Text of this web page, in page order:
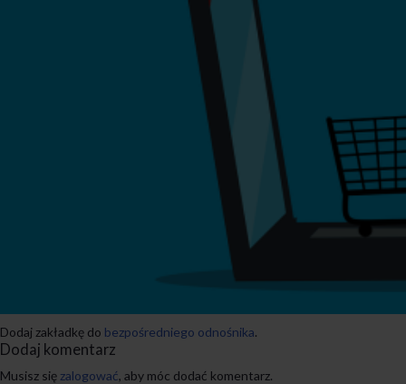
Dodaj zakładkę do bezpośredniego odnośnika.
Dodaj komentarz
Musisz się zalogować, aby móc dodać komentarz.